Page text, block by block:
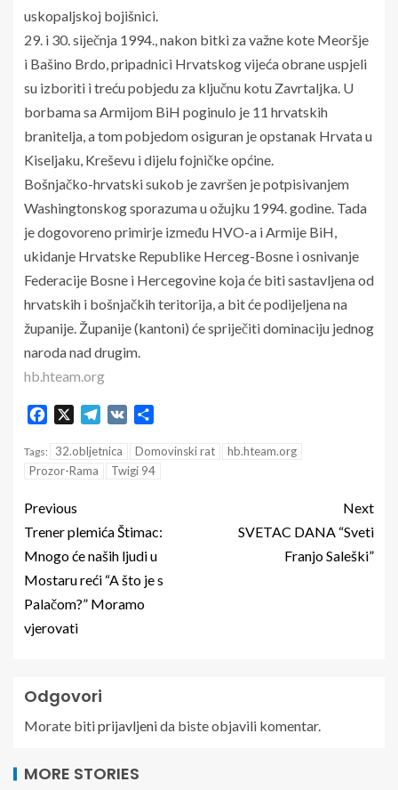
uskopaljskoj bojišnici.
29. i 30. siječnja 1994., nakon bitki za važne kote Meoršje
i Bašino Brdo, pripadnici Hrvatskog vijeća obrane uspjeli
su izboriti i treću pobjedu za ključnu kotu Zavrtaljka. U
borbama sa Armijom BiH poginulo je 11 hrvatskih
branitelja, a tom pobjedom osiguran je opstanak Hrvata u
Kiseljaku, Kreševu i dijelu fojničke općine.
Bošnjačko-hrvatski sukob je završen je potpisivanjem
Washingtonskog sporazuma u ožujku 1994. godine. Tada
je dogovoreno primirje između HVO-a i Armije BiH,
ukidanje Hrvatske Republike Herceg-Bosne i osnivanje
Federacije Bosne i Hercegovine koja će biti sastavljena od
hrvatskih i bošnjačkih teritorija, a bit će podijeljena na
županije. Županije (kantoni) će spriječiti dominaciju jednog
naroda nad drugim.
hb.hteam.org
Facebook Telegram
VK
Tags: 32.obljetnica Domovinski rat
hb.hteam.org
Prozor-Rama
Twigi 94
Previous
Trener plemića Štimac:
Mnogo će naših ljudi u
Mostaru reći “A što je s
Palačom?” Moramo
vjerovati
Next
SVETAC DANA “Sveti
Franjo Saleški”
Odgovori
Morate bitiprijavljenida biste objavili komentar.
MORE STORIES